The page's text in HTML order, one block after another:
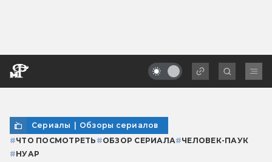
Сериалы | Обзоры сериалов
#ЧТО ПОСМОТРЕТЬ #ОБЗОР СЕРИАЛА#ЧЕЛОВЕК-ПАУК
#НУАР